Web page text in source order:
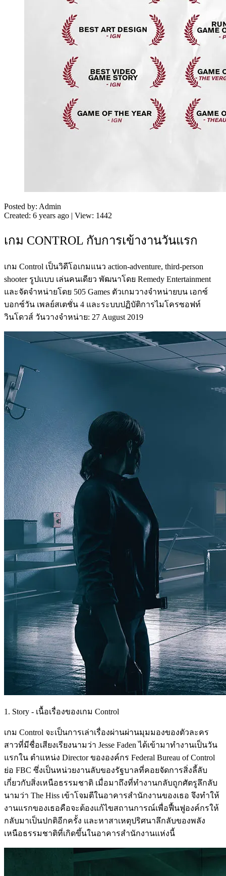
Posted by: Admin
Created: 6 years ago | View: 1442
เกม CONTROL กับการเข้างานวันแรก
เกม Control เป็นวิดีโอเกมแนว action-adventure, third-person
shooter รูปแบบ เล่นคนเดียว พัฒนาโดย Remedy Entertainment
และจัดจำหน่ายโดย 505 Games ตัวเกมวางจำหน่ายบน เอกซ์
บอกซ์วัน เพลย์สเตชั่น 4 และระบบปฏิบัติการไมโครซอฟท์
วินโดวส์ วันวางจำหน่าย: 27 August 2019
1. Story - เนื้อเรื่องของเกม Control
เกม Control จะเป็นการเล่าเรื่องผ่านผ่านมุมมองของตัวละคร
สาวที่มีชื่อเสียงเรียงนามว่า Jesse Faden ได้เข้ามาทำงานเป็นวัน
แรกใน ตำแหน่ง Director ขององค์กร Federal Bureau of Control
ย่อ FBC ซึ่งเป็นหน่วยงานลับของรัฐบาลที่คอยจัดการสิ่งลี้ลับ
เกี่ยวกับสิ่งเหนือธรรมชาติ เมื่อมาถึงที่ทำงานกลับถูกศัตรูลึกลับ
นามว่า The Hiss เข้าโจมตีในอาคารสำนักงานของเธอ จึงทำให้
งานแรกของเธอคือจะต้องแก้ไขสถานการณ์เพื่อฟื้นฟูองค์กรให้
กลับมาเป็นปกติอีกครั้ง และหาสาเหตุปริศนาลึกลับของพลัง
เหนือธรรมชาติที่เกิดขึ้นในอาคารสำนักงานแห่งนี้